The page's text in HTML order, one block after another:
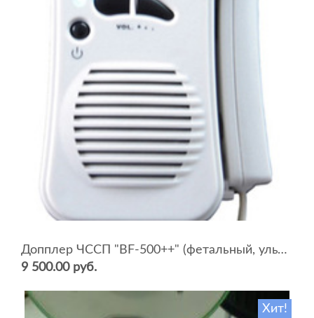
Допплер ЧССП "BF-500++" (фетальный, ультразвуковой)
9 500.00 руб.
Хит!